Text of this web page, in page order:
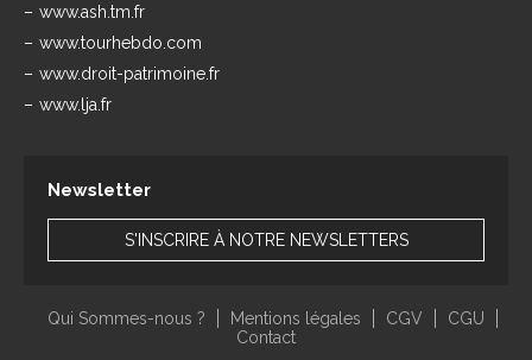
www.ash.tm.fr
www.tourhebdo.com
www.droit-patrimoine.fr
www.lja.fr
Newsletter
S'INSCRIRE À NOTRE NEWSLETTERS
Qui Sommes-nous ? Mentions légales CGV
CGU
Contact